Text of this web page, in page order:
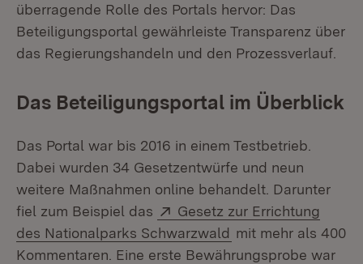
überragende Rolle des Portals hervor: Das
Beteiligungsportal gewährleiste Transparenz über
das Regierungshandeln und den Prozessverlauf.
Das Beteiligungsportal im Überblick
Das Portal war bis 2016 in einem Testbetrieb.
Dabei wurden 34 Gesetzentwürfe und neun
weitere Maßnahmen online behandelt. Darunter
fiel zum Beispiel das
Extern:
Gesetz zur Errichtung
des Nationalparks Schwarzwald (Öffnet in neuem
mit mehr als 400
Kommentaren. Eine erste Bewährungsprobe war